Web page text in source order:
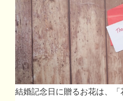
結婚記念日に贈るお花は、「